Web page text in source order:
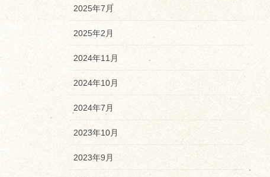
2025年7月
2025年2月
2024年11月
2024年10月
2024年7月
2023年10月
2023年9月